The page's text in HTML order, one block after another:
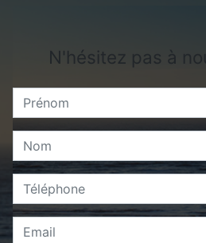
N'hésitez pas à